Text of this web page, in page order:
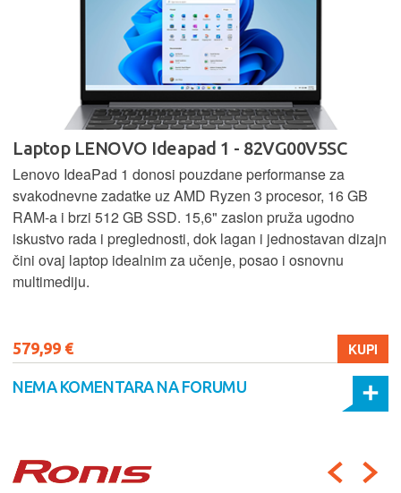
Laptop LENOVO Ideapad 1 - 82VG00V5SC
Lenovo IdeaPad 1 donosi pouzdane performanse za
svakodnevne zadatke uz AMD Ryzen 3 procesor, 16 GB
RAM-a i brzi 512 GB SSD. 15,6" zaslon pruža ugodno
iskustvo rada i preglednosti, dok lagan i jednostavan dizajn
čini ovaj laptop idealnim za učenje, posao i osnovnu
multimediju.
579,99 € KUPI
NEMA KOMENTARA NA FORUMU